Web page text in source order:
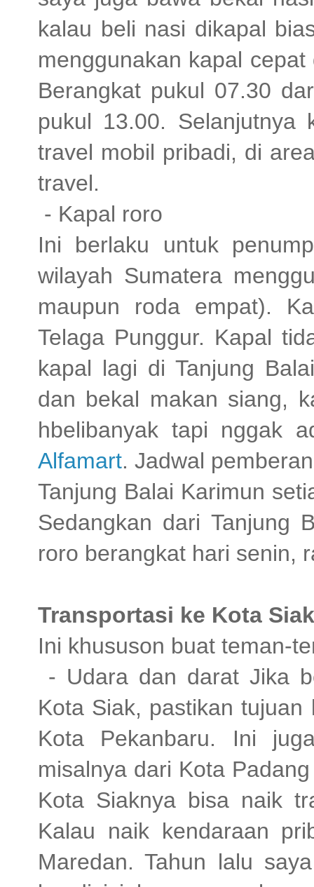
kalau beli nasi dikapal
menggunakan kapal
Berangkat pukul 07.30
pukul 13.00. Selanjutnya
travel mobil pribadi, di
travel.
- Kapal roro
Ini berlaku untuk
wilayah Sumatera
maupun roda empat).
Telaga Punggur. Kapal
kapal lagi di Tanjung
dan bekal makan siang,
hbelibanyak tapi nggak
Alfamart. Jadwal
Tanjung Balai Karimun
Sedangkan dari Tanjung
roro berangkat hari senin,
Transportasi ke Kota
Ini khususon buat teman-
- Udara dan darat Jika
Kota Siak, pastikan
Kota Pekanbaru. Ini
misalnya dari Kota
Kota Siaknya bisa naik
Kalau naik kendaraan
Maredan. Tahun lalu